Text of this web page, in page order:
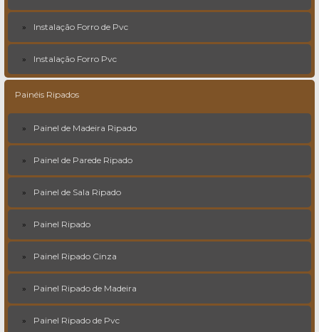
Instalação Forro de Pvc
Instalação Forro Pvc
Painéis Ripados
Painel de Madeira Ripado
Painel de Parede Ripado
Painel de Sala Ripado
Painel Ripado
Painel Ripado Cinza
Painel Ripado de Madeira
Painel Ripado de Pvc